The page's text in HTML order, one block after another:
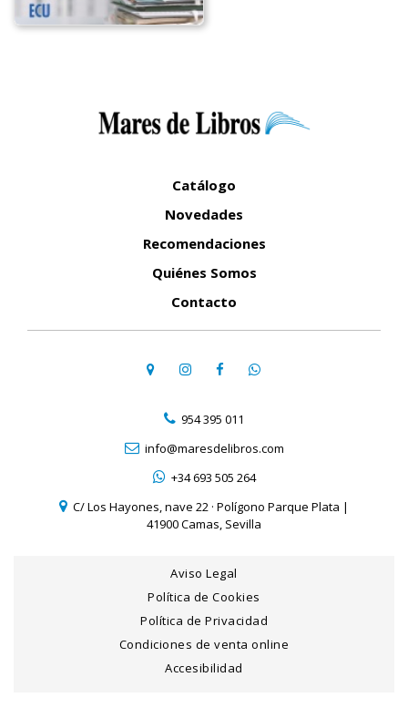
Catálogo
Novedades
Recomendaciones
Quiénes Somos
Contacto
954 395 011
info@maresdelibros.com
+34 693 505 264
C/ Los Hayones, nave 22 · Polígono Parque Plata |
41900 Camas, Sevilla
Aviso Legal
Política de Cookies
Política de Privacidad
Condiciones de venta online
Accesibilidad